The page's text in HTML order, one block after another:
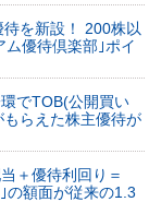
を新設！ 200株以
ム優待倶楽部｣ポイ
でTOB(公開買い
らえた株主優待が
＋優待利回り＝
の額面が従来の1.3